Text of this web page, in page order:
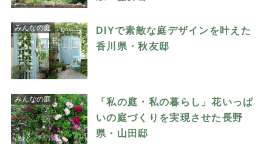
みんなの庭
DIYで素敵な庭デザインを叶えた
香川県・秋友邸
みんなの庭
「私の庭・私の暮らし」花いっぱ
いの庭づくりを実現させた長野
県・山田邸